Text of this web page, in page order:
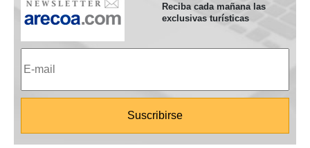
Reciba cada mañana las
exclusivas turísticas